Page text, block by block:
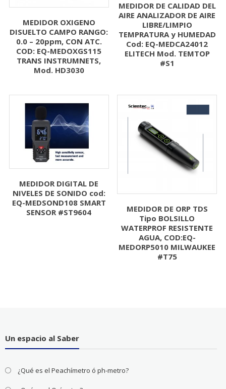
MEDIDOR OXIGENO
DISUELTO CAMPO RANGO:
0.0 – 20ppm, CON ATC.
COD: EQ-MEDOXGS115
TRANS INSTRUMNETS,
Mod. HD3030
MEDIDOR DE CALIDAD DEL
AIRE ANALIZADOR DE AIRE
LIBRE/LIMPIO
TEMPRATURA y HUMEDAD
Cod: EQ-MEDCA24012
ELITECH Mod. TEMTOP
#S1
MEDIDOR DIGITAL DE
NIVELES DE SONIDO cod:
EQ-MEDSOND108 SMART
SENSOR #ST9604
MEDIDOR DE ORP TDS
Tipo BOLSILLO
WATERPROF RESISTENTE
AGUA, COD:EQ-
MEDORP5010 MILWAUKEE
#T75
Un espacio al Saber
¿Qué es el Peachímetro ó ph-metro?